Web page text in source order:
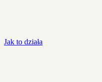
Jak to działa